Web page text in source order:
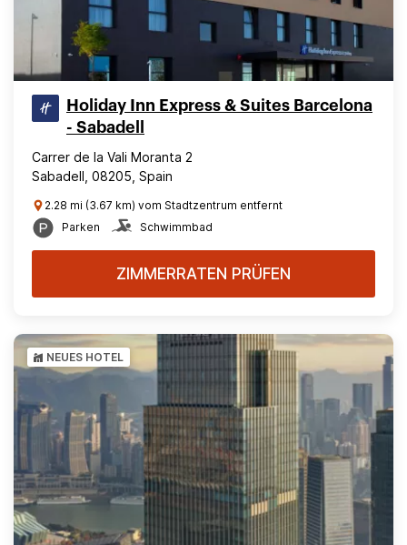
Holiday Inn Express & Suites Barcelona
- Sabadell
Carrer de la Vali Moranta 2
Sabadell, 08205, Spain
2.28 mi (3.67 km) vom Stadtzentrum entfernt
Parken
Schwimmbad
ZIMMERRATEN PRÜFEN
NEUES HOTEL